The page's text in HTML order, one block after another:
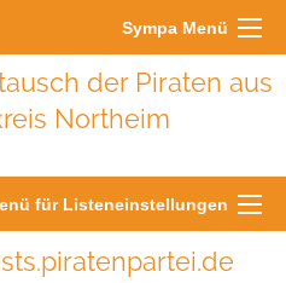
Sympa Menü
der Piraten aus
Northeim
für Listeneinstellungen